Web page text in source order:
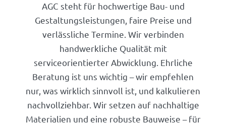
AGC steht für hochwertige Bau- und
Gestaltungsleistungen, faire Preise und
verlässliche Termine. Wir verbinden
handwerkliche Qualität mit
serviceorientierter Abwicklung. Ehrliche
Beratung ist uns wichtig – wir empfehlen
nur, was wirklich sinnvoll ist, und kalkulieren
nachvollziehbar. Wir setzen auf nachhaltige
Materialien und eine robuste Bauweise – für